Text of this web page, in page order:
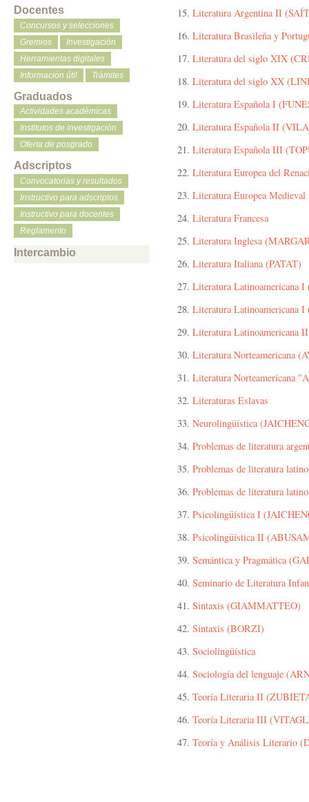
Docentes
Concursos y selecciones
Gremios
Investigación
Herramientas digitales
Información útil
Trámites
Graduados
Actividades académicas
Institutos de investigación
Oferta de posgrado
Adscriptos
Convocatorias y resultados
Instructivo para adscriptos
Instructivo para docentes
Reglamento
Intercambio
15. Literatura Argentina II
16. Literatura Brasileña y
17. Literatura del siglo XIX
18. Literatura del siglo XX
19. Literatura Española I
20. Literatura Española II
21. Literatura Española III
22. Literatura Europea del
23. Literatura Europea
24. Literatura Francesa
25. Literatura Inglesa
26. Literatura Italiana (PATAT)
27. Literatura Latinoamericana
28. Literatura Latinoamericana
29. Literatura Latinoamericana
30. Literatura Norteamericana
31. Literatura Norteamericana
32. Literaturas Eslavas
33. Neurolingüística
34. Problemas de literatura
35. Problemas de literatura
36. Problemas de literatura
37. Psicolingüística I
38. Psicolingüística II
39. Semántica y Pragmática
40. Seminario de Literatura
41. Sintaxis (GIAMMATTEO)
42. Sintaxis (BORZI)
43. Sociolingüística
44. Sociología del lenguaje
45. Teoría Literaria II
46. Teoría Literaria III
47. Teoría y Análisis Literario